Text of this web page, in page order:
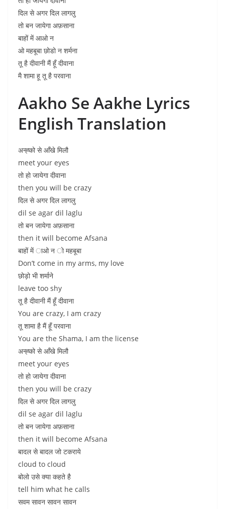
दिल से अगर दिल लागलु
तो बन जायेगा अफ़साना
बाहों में आओ न
ओ महबूबा छोडो न शर्मना
तू है दीवानी मैं हूँ दीवाना
मै शामा हू तू है परवाना
Aakho Se Aakhe Lyrics
English Translation
अन्ह्को से आँखे मिलौ
meet your eyes
तो हो जायेगा दीवाना
then you will be crazy
दिल से अगर दिल लागलु
dil se agar dil laglu
तो बन जायेगा अफ़साना
then it will become Afsana
बाहों में ाओ न ो महबूबा
Don’t come in my arms, my love
छोड़ो भी शर्माने
leave too shy
तू है दीवानी मैं हूँ दीवाना
You are crazy, I am crazy
तू शामा है मैं हूँ परवाना
You are the Shama, I am the license
अन्ह्को से आँखे मिलौ
meet your eyes
तो हो जायेगा दीवाना
then you will be crazy
दिल से अगर दिल लागलु
dil se agar dil laglu
तो बन जायेगा अफ़साना
then it will become Afsana
बादल से बादल जो टकराये
cloud to cloud
बोलो उसे क्या कहते है
tell him what he calls
सवम सावन सावन सावन